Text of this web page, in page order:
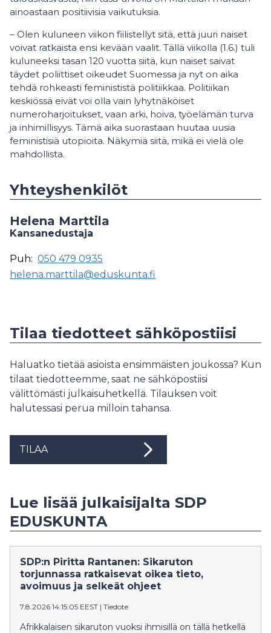
ainoastaan positiivisia vaikutuksia.
– Olen kuluneen viikon fiilistellyt sitä, että juuri naiset
voivat ratkaista ensi kevään vaalit. Tällä viikolla (1.6.) tuli
kuluneeksi tasan 120 vuotta siitä, kun naiset saivat
täydet poliittiset oikeudet Suomessa ja nyt on aika
tehdä rohkeasti feminististä politiikkaa. Politiikan
keskiössä eivät voi olla vain lyhytnäköiset
numeroharjoitukset, vaan arki, hoiva, työelämän turva
ja inhimillisyys. Tämä aika suorastaan huutaa uusia
feministisiä utopioita. Näkymiä siitä, mikä ei vielä ole
mahdollista.
Yhteyshenkilöt
Helena Marttila
Kansanedustaja
Puh: 050 479 0935
helena.marttila@eduskunta.fi
Tilaa tiedotteet sähköpostiisi
Haluatko tietää asioista ensimmäisten joukossa? Kun
tilaat tiedotteemme, saat ne sähköpostiisi
välittömästi julkaisuhetkellä. Tilauksen voit
halutessasi perua milloin tahansa.
TILAA
Lue lisää julkaisijalta SDP
EDUSKUNTA
SDP:n Piritta Rantanen: Sikaruton
torjunnassa ratkaisevat oikea tieto,
avoimuus ja selkeät ohjeet
7.8.2026 14:15:05 EEST | Tiedote
Afrikkalaisen sikaruton vuoksi ihmisillä on tällä hetkellä